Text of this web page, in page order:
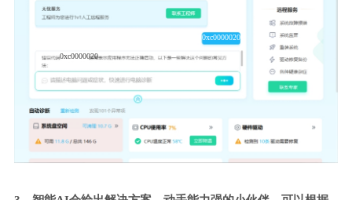
0xc0000020
0xc0000020